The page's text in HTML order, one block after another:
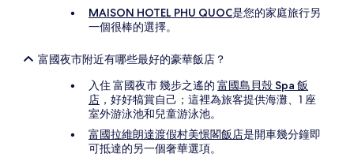
MAISON HOTEL PHU QUOC是您的家庭旅行另
一個很棒的選擇。
富國夜市附近有哪些最好的豪華飯店？
入住 富國夜市 幾步之遙的 富國島貝殼 Spa 飯
店 ，好好犒賞自己；這裡為旅客提供海灘、1 座
室外游泳池和兒童游泳池。
富國拉維朗達渡假村美憬閣飯店是開車幾分鐘即
可抵達的另一個奢華選項。